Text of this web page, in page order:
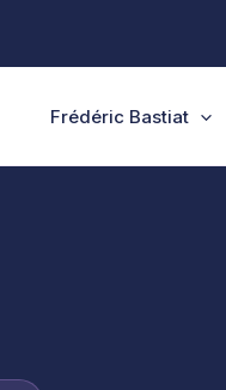
Frédéric Bastiat